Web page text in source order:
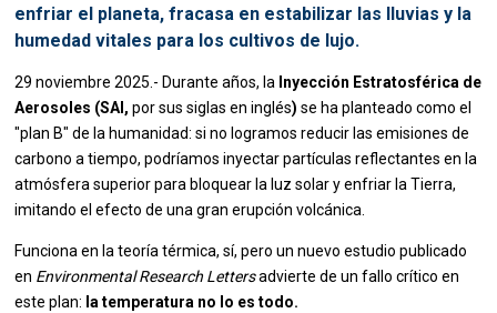
enfriar el planeta, fracasa en estabilizar las lluvias y la
humedad vitales para los cultivos de lujo.
29 noviembre 2025.- Durante años, la Inyección Estratosférica de
Aerosoles (SAI,por sus siglas en inglés) se ha planteado como el
"plan B" de la humanidad: si no logramos reducir las emisiones de
carbono a tiempo, podríamos inyectar partículas reflectantes en la
atmósfera superior para bloquear la luz solar y enfriar la Tierra,
imitando el efecto de una gran erupción volcánica.
Funciona en la teoría térmica, sí, pero un nuevo estudio publicado
en Environmental Research Lettersadvierte de un fallo crítico en
este plan: la temperatura no lo es todo.